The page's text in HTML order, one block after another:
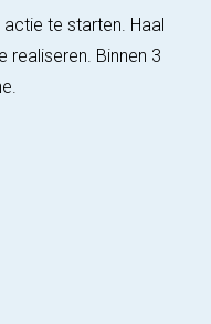
te starten. Haal
Binnen 3